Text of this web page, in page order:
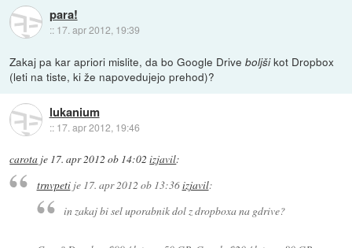
para!
:: 17. apr 2012, 19:39
Zakaj pa kar apriori mislite, da bo Google Driveboljšikot Dropbox
(leti na tiste, ki že napovedujejo prehod)?
lukanium
:: 17. apr 2012, 19:46
carota je 17. apr 2012 ob 14:02 izjavil:
trnvpetije 17. apr 2012 ob 13:36izjavil:
in zakaj bi sel uporabnik dol z dropboxa na gdrive?